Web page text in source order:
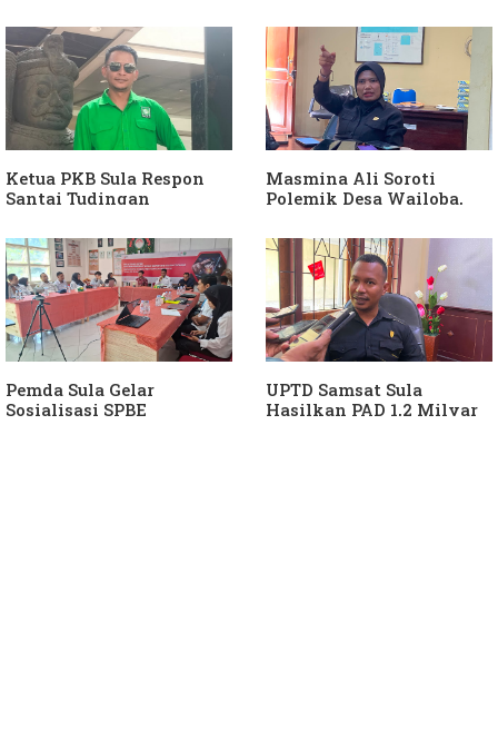
Hanura
Keterlibatan Ketua PKB
Sula
Ketua PKB Sula Respon
Santai Tudingan
Dia Kangen Saya
Masmina Ali Soroti
Polemik Desa Wailoba,
Keterlibatan Ketua PKB
Sula
Pemda Sula Gelar
Sosialisasi SPBE
UPTD Samsat Sula
Hasilkan PAD 1,2 Milyar